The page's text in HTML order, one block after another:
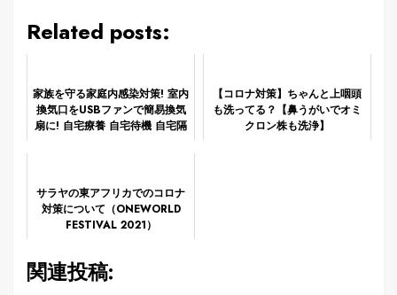
Related posts:
家族を守る家庭内感染対策! 室内
換気口をUSBファンで簡易換気
扇に! 自宅療養 自宅待機 自宅隔
【コロナ対策】ちゃんと上咽頭
も洗ってる？【鼻うがいでオミ
クロン株も洗浄】
サラヤの東アフリカでのコロナ
対策について（ONEWORLD
FESTIVAL 2021）
関連投稿: